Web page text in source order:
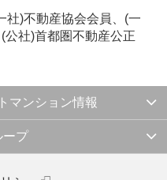
社)不動産協会会員、(一
公社)首都圏不動産公正
マンション情報
ープ